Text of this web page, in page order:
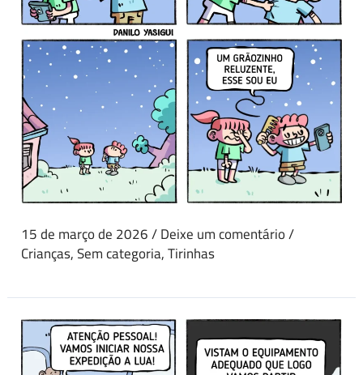
15 de março de 2026/Deixe um comentário/
Crianças,Sem categoria,Tirinhas